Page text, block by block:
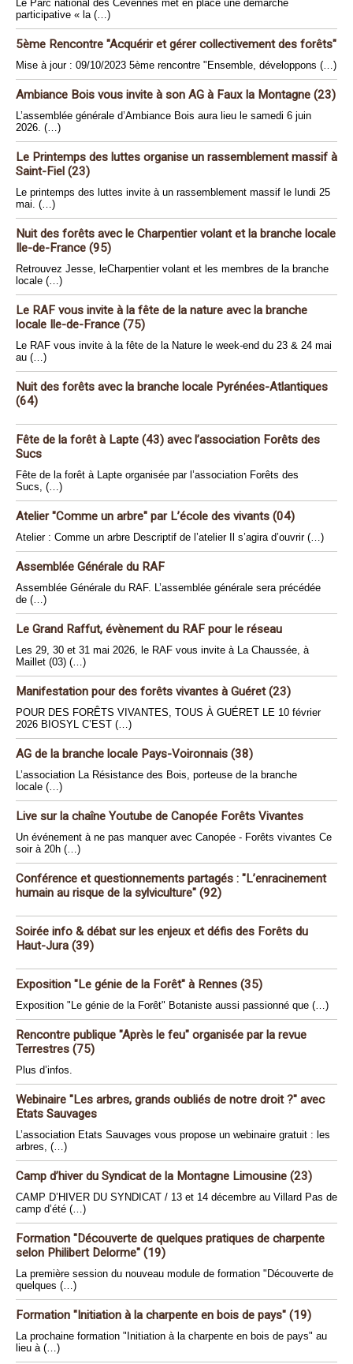
Le Parc national des Cévennes met en place une démarche
participative « la (…)
5ème Rencontre "Acquérir et gérer collectivement des forêts"
Mise à jour : 09/10/2023 5ème rencontre "Ensemble, développons (…)
Ambiance Bois vous invite à son AG à Faux la Montagne (23)
L’assemblée générale d’Ambiance Bois aura lieu le samedi 6 juin
2026. (…)
Le Printemps des luttes organise un rassemblement massif à
Saint-Fiel (23)
Le printemps des luttes invite à un rassemblement massif le lundi 25
mai. (…)
Nuit des forêts avec le Charpentier volant et la branche locale
Ile-de-France (95)
Retrouvez Jesse, leCharpentier volant et les membres de la branche
locale (…)
Le RAF vous invite à la fête de la nature avec la branche
locale Ile-de-France (75)
Le RAF vous invite à la fête de la Nature le week-end du 23 & 24 mai
au (…)
Nuit des forêts avec la branche locale Pyrénées-Atlantiques
(64)
Fête de la forêt à Lapte (43) avec l’association Forêts des
Sucs
Fête de la forêt à Lapte organisée par l’association Forêts des
Sucs, (…)
Atelier "Comme un arbre" par L’école des vivants (04)
Atelier : Comme un arbre Descriptif de l’atelier Il s’agira d’ouvrir (…)
Assemblée Générale du RAF
Assemblée Générale du RAF. L’assemblée générale sera précédée
de (…)
Le Grand Raffut, évènement du RAF pour le réseau
Les 29, 30 et 31 mai 2026, le RAF vous invite à La Chaussée, à
Maillet (03) (…)
Manifestation pour des forêts vivantes à Guéret (23)
POUR DES FORÊTS VIVANTES, TOUS À GUÉRET LE 10 février
2026 BIOSYL C’EST (…)
AG de la branche locale Pays-Voironnais (38)
L’association La Résistance des Bois, porteuse de la branche
locale (…)
Live sur la chaîne Youtube de Canopée Forêts Vivantes
Un événement à ne pas manquer avec Canopée - Forêts vivantes Ce
soir à 20h (…)
Conférence et questionnements partagés : "L’enracinement
humain au risque de la sylviculture" (92)
Soirée info & débat sur les enjeux et défis des Forêts du
Haut-Jura (39)
Exposition "Le génie de la Forêt" à Rennes (35)
Exposition "Le génie de la Forêt" Botaniste aussi passionné que (…)
Rencontre publique "Après le feu" organisée par la revue
Terrestres (75)
Plus d’infos.
Webinaire "Les arbres, grands oubliés de notre droit ?" avec
Etats Sauvages
L’association Etats Sauvages vous propose un webinaire gratuit : les
arbres, (…)
Camp d’hiver du Syndicat de la Montagne Limousine (23)
CAMP D’HIVER DU SYNDICAT / 13 et 14 décembre au Villard Pas de
camp d’été (…)
Formation "Découverte de quelques pratiques de charpente
selon Philibert Delorme" (19)
La première session du nouveau module de formation "Découverte de
quelques (…)
Formation "Initiation à la charpente en bois de pays" (19)
La prochaine formation "Initiation à la charpente en bois de pays" au
lieu à (…)